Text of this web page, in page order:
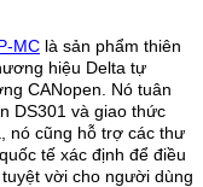
MC là sản phẩm thiên
hiệu Delta tự
CANopen. Nó tuân
DS301 và giao thức
nó cũng hỗ trợ các thư
tế xác định để điều
vời cho người dùng